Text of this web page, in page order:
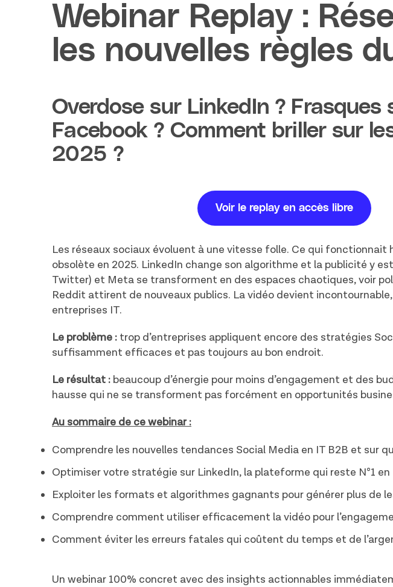
Webinar Replay :
les nouvelles règles
Overdose sur LinkedIn ? Frasques
Facebook ? Comment briller sur
2025 ?
Voir le replay en accès libre
Les réseaux sociaux évoluent à une vitesse folle. Ce qui fonctionnait
obsolète en 2025. LinkedIn change son algorithme et la publicité y
Twitter) et Meta se transforment en des espaces chaotiques, voir
Reddit attirent de nouveaux publics. La vidéo devient
entreprises IT.
Le problème : trop d’entreprises appliquent encore des stratégies
suffisamment efficaces et pas toujours au bon endroit.
Le résultat : beaucoup d’énergie pour moins d’engagement et des
hausse qui ne se transforment pas forcément en opportunités
Au sommaire de ce webinar :
Comprendre les nouvelles tendances Social Media en IT B2B et sur
Optimiser votre stratégie sur LinkedIn, la plateforme qui reste N°1 en
Exploiter les formats et algorithmes gagnants pour générer plus de
Comprendre comment utiliser efficacement la vidéo pour
Comment éviter les erreurs fatales qui coûtent du temps et de
Un webinar 100% concret avec des insights actionnables